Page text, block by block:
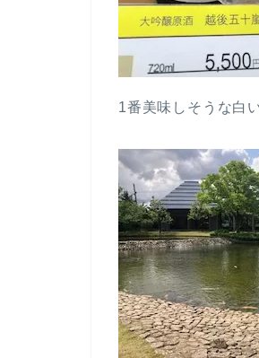
1番美味しそうな白